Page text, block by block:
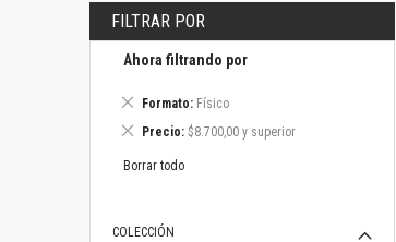
FILTRAR POR
Ahora filtrando por
Formato Físico
Eliminar
artículo
Precio $8.700,00 y superior
Eliminar
artículo
Borrar todo
COLECCIÓN